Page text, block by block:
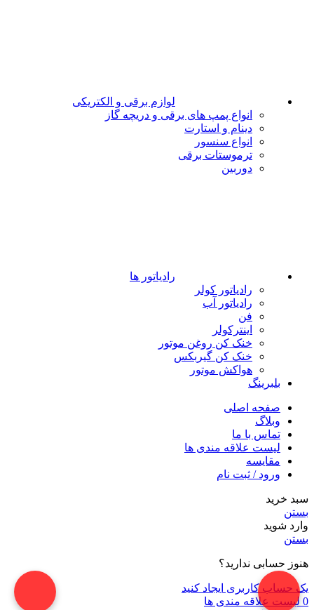
لوازم برقی و الکتریکی
انواع پمپ های برقی و دریچه گاز
دینام و استارت
انواع سنسور
ترموستات برقی
دوربین
رادیاتور ها
رادیاتور کولر
رادیاتور آب
فن
اینترکولر
خنک کن روغن موتور
خنک کن گیربکس
هواکش موتور
بلبرینگ
صفحه اصلی
وبلاگ
تماس با ما
لیست علاقه مندی ها
مقایسه
ورود / ثبت نام
سبد خرید
بستن
وارد شوید
بستن
هنوز حسابی ندارید؟
یک حساب کاربری ایجاد کنید
0 لیست علاقه مندی ها